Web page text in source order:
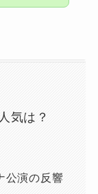
気は？
公演の反響